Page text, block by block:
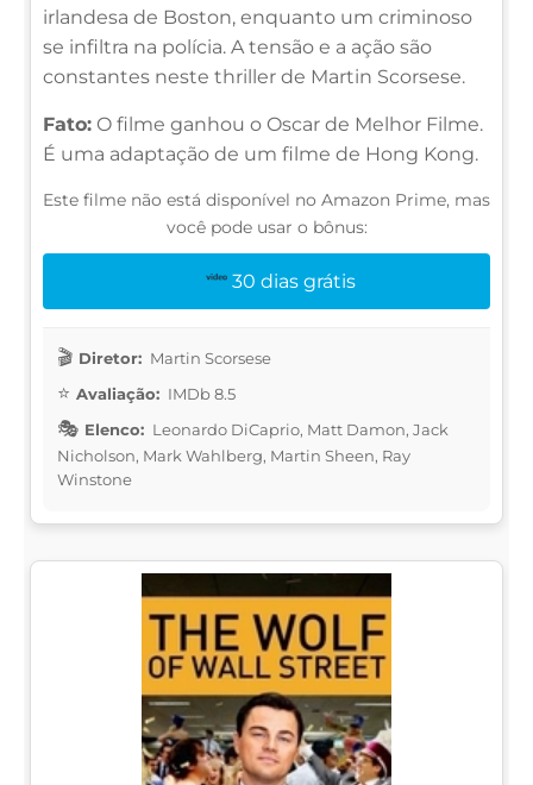
irlandesa de Boston, enquanto um criminoso
se infiltra na polícia. A tensão e a ação são
constantes neste thriller de Martin Scorsese.
Fato: O filme ganhou o Oscar de Melhor Filme.
É uma adaptação de um filme de Hong Kong.
Este filme não está disponível no Amazon Prime, mas
você pode usar o bônus:
30 dias grátis
Diretor: Martin Scorsese
Avaliação: IMDb 8.5
Elenco: Leonardo DiCaprio, Matt Damon, Jack
Nicholson, Mark Wahlberg, Martin Sheen, Ray
Winstone